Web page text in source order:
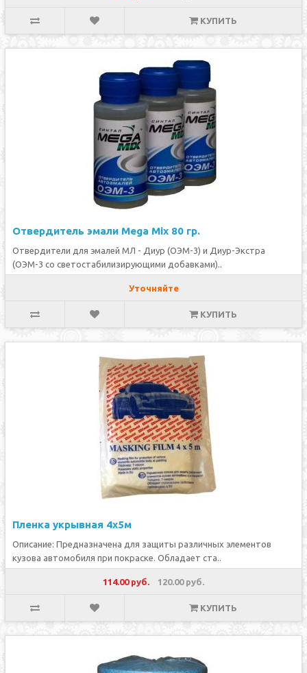
КУПИТЬ
Отвердитель эмали Mega Mix 80 гр.
Отвердители для эмалей МЛ - Диур (ОЭМ-3) и Диур-Экстра
(ОЭМ-3 со светостабилизирующими добавками)..
Уточняйте
КУПИТЬ
Пленка укрывная 4х5м
Описание: Предназначена для защиты различных элементов
кузова автомобиля при покраске. Обладает ста..
114.00 руб. 120.00 руб.
КУПИТЬ